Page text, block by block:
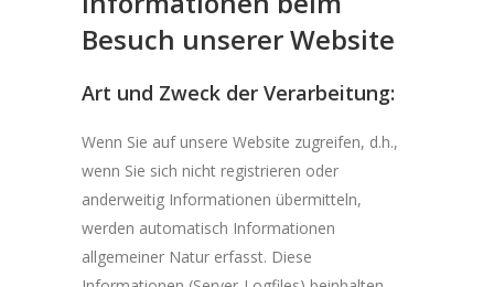
Besuch unserer Website
Art und Zweck der Verarbeitung:
Wenn Sie auf unsere Website zugreifen, d.h.,
wenn Sie sich nicht registrieren oder
anderweitig Informationen übermitteln,
werden automatisch Informationen
allgemeiner Natur erfasst. Diese